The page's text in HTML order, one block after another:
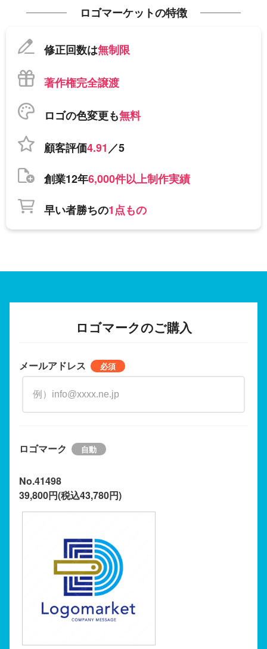
ロゴマーケットの特徴
修正回数は無制限
著作権完全譲渡
ロゴの色変更も無料
顧客評価4.91／5
創業12年6,000件以上制作実績
早い者勝ちの1点もの
ロゴマークのご購入
メールアドレス
ロゴマーク
No.41498
39,800円(税込43,780円)